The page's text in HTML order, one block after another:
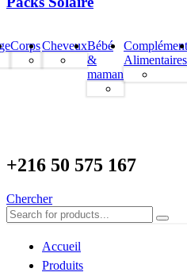
CorpsCheveuxBébé
&
maman
Alimentaires
+216 50 575 167
Chercher
Accueil
Produits